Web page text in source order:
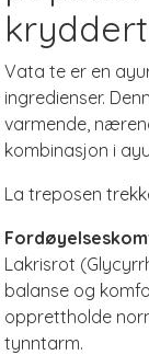
Vata te er en
ingredienser.
varmende,
kombinasjon i
La treposen
Lakrisrot
balanse og
opprettholde
tynntarm.